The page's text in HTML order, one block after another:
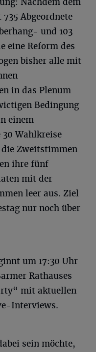
Abgeordnete
und 103
eine Reform des
bisher alle mit
in das Plenum
Bedingung
einem
Wahlkreise
die Zweitstimmen
ihre fünf
mit der
leer aus. Ziel
nur noch über
um 17:30 Uhr
Rathauses
mit aktuellen
Interviews.
sein möchte,